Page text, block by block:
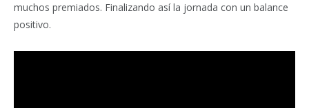
muchos premiados. Finalizando así la jornada con un balance
positivo.